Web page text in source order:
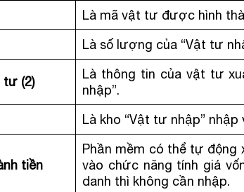
Là mã vật tư được hình
Là số lượng của “Vật tư
tư (2)
Là thông tin của vật tư
nhập”.
Là kho “Vật tư nhập” nhập
tiền
Phần mềm có thể tự
vào chức năng tính giá
danh thì không cần nhập.